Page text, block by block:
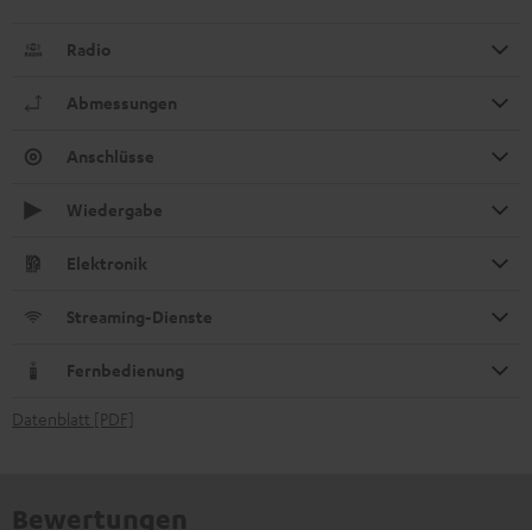
Radio
Abmessungen
Anschlüsse
Wiedergabe
Elektronik
Streaming-Dienste
Fernbedienung
Datenblatt [PDF]